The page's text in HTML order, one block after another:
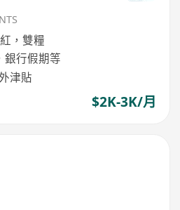
，雙糧
銀行假期等
津貼
$2K-3K/月